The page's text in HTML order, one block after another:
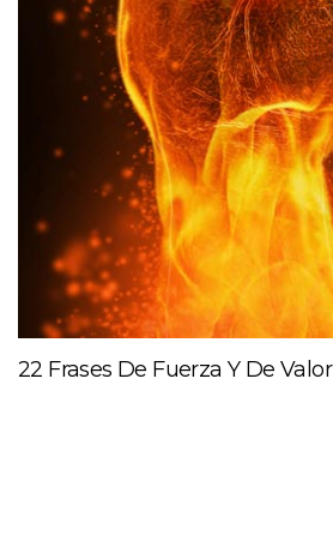
22 Frases De Fuerza Y De Valor